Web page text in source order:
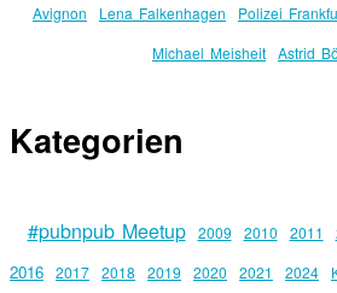
Avignon
Lena Falkenhagen Polizei
Michael Meisheit Astrid
Kategorien
#pubnpub Meetup 2009 2010 2011
2016 2017 2018 2019 2020 2021 2024